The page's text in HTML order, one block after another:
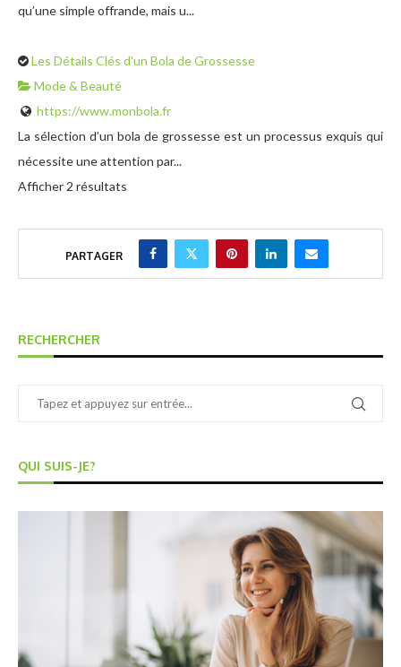
qu’une simple offrande, mais u...
Les Détails Clés d'un Bola de Grossesse
Mode & Beauté
https://www.monbola.fr
La sélection d’un bola de grossesse est un processus exquis qui
nécessite une attention par...
Afficher 2 résultats
PARTAGER
RECHERCHER
QUI SUIS-JE?